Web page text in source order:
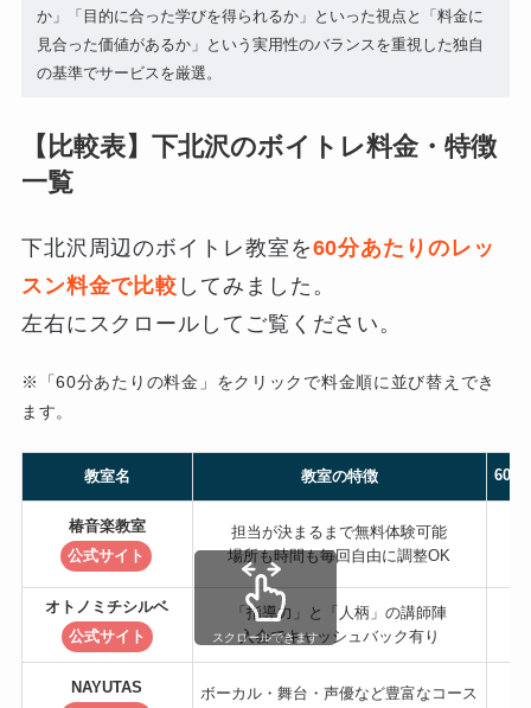
か」「目的に合った学びを得られるか」といった視点と「料金に
見合った価値があるか」という実用性のバランスを重視した独自
の基準でサービスを厳選。
【比較表】下北沢のボイトレ料金・特徴
一覧
下北沢周辺のボイトレ教室を60分あたりのレッ
スン料金で比較 してみました。
左右にスクロールしてご覧ください。
※「60分あたりの料金」をクリックで料金順に並び替えでき
ます。
教室名 教室の特徴 60分
椿音楽教室
公式サイト
担当が決まるまで無料体験可能
場所も時間も毎回自由に調整OK
オトノミチシルベ
公式サイト
「指導力」と「人柄」の講師陣
入会でキャッシュバック有り
NAYUTAS
ボーカル・舞台・声優など豊富なコース
スクロールできます